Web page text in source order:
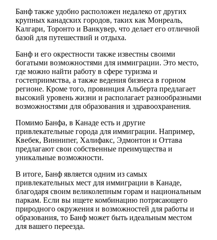
Банф также удобно расположен недалеко от других
крупных канадских городов, таких как Монреаль,
Калгари, Торонто и Ванкувер, что делает его отличной
базой для путешествий и отдыха.
Банф и его окрестности также известны своими
богатыми возможностями для иммиграции. Это место,
где можно найти работу в сфере туризма и
гостеприимства, а также ведения бизнеса в горном
регионе. Кроме того, провинция Альберта предлагает
высокий уровень жизни и располагает разнообразными
возможностями для образования и здравоохранения.
Помимо Банфа, в Канаде есть и другие
привлекательные города для иммиграции. Например,
Квебек, Виннипег, Халифакс, Эдмонтон и Оттава
предлагают свои собственные преимущества и
уникальные возможности.
В итоге, Банф является одним из самых
привлекательных мест для иммиграции в Канаде,
благодаря своим великолепным горам и национальным
паркам. Если вы ищете комбинацию потрясающего
природного окружения и возможностей для работы и
образования, то Банф может быть идеальным местом
для вашего переезда.